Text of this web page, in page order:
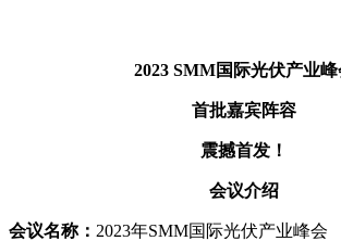
2023 SMM国际光伏产业峰
首批嘉宾阵容
震撼首发！
会议介绍
会议名称： 2023年SMM国际光伏产业峰会